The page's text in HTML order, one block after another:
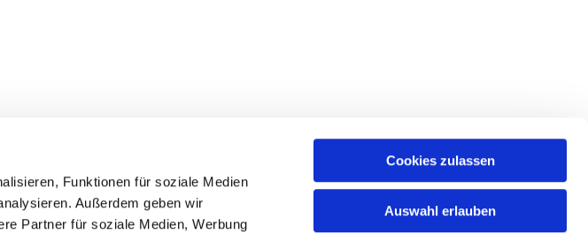
Funktionen für soziale Medien
Außerdem geben wir
Partner für soziale Medien, Werbung
Cookies zulassen
Auswahl erlauben
Wusterhausen/Eichwalde